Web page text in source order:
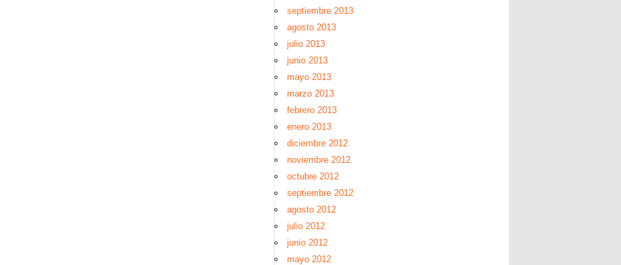
septiembre 2013
agosto 2013
julio 2013
junio 2013
mayo 2013
marzo 2013
febrero 2013
enero 2013
diciembre 2012
noviembre 2012
octubre 2012
septiembre 2012
agosto 2012
julio 2012
junio 2012
mayo 2012